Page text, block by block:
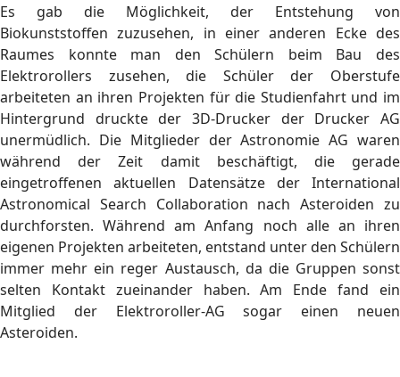
Es gab die Möglichkeit, der Entstehung von
Biokunststoffen zuzusehen, in einer anderen Ecke des
Raumes konnte man den Schülern beim Bau des
Elektrorollers zusehen, die Schüler der Oberstufe
arbeiteten an ihren Projekten für die Studienfahrt und im
Hintergrund druckte der 3D-Drucker der Drucker AG
unermüdlich. Die Mitglieder der Astronomie AG waren
während der Zeit damit beschäftigt, die gerade
eingetroffenen aktuellen Datensätze der International
Astronomical Search Collaboration nach Asteroiden zu
durchforsten. Während am Anfang noch alle an ihren
eigenen Projekten arbeiteten, entstand unter den Schülern
immer mehr ein reger Austausch, da die Gruppen sonst
selten Kontakt zueinander haben. Am Ende fand ein
Mitglied der Elektroroller-AG sogar einen neuen
Asteroiden.